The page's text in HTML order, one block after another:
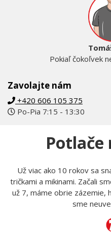
Zavolajte nám
+420 606 105 375
Po-Pia 7:15 - 13:30
Pokiaľ čokoľvek
Potlače
Už viac ako 10 rokov sa
tričkami a mikinami. Začali
už 7, máme obrie zázemie,
sme